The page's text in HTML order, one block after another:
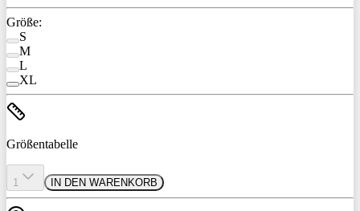
Größe:
S
M
L
XL
Größentabelle
1 IN DEN WARENKORB